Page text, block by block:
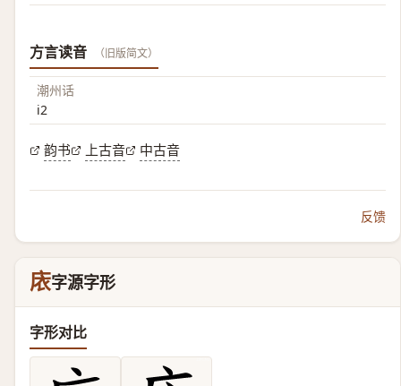
方言读音 （旧版简文）
潮州话
i2
韵书 上古音 中古音
反馈
庡字源字形
字形对比